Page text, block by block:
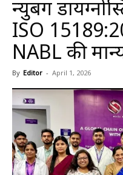
न्युबर्ग
ISO
NABL की
By Editor - April 1, 2026